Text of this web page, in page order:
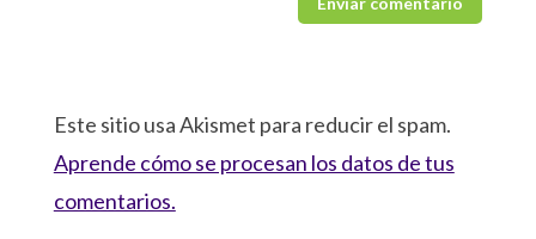
Este sitio usa Akismet para reducir el spam.
Aprende cómo se procesan los datos de tus
comentarios.